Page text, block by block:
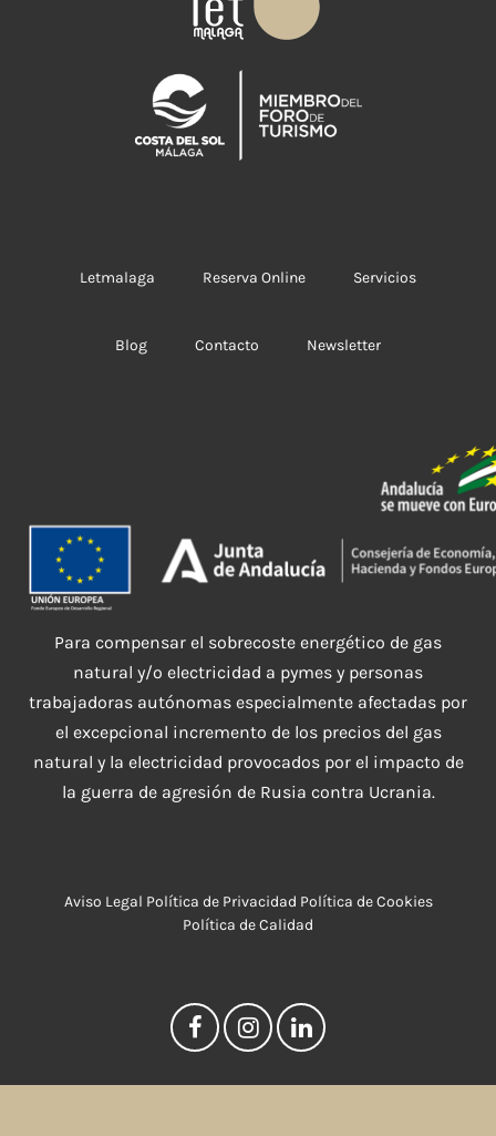
Letmalaga Reserva Online Servicios
Blog Contacto Newsletter
Para compensar el sobrecoste energético de gas
natural y/o electricidad a pymes y personas
trabajadoras autónomas especialmente afectadas por
el excepcional incremento de los precios del gas
natural y la electricidad provocados por el impacto de
la guerra de agresión de Rusia contra Ucrania.
Aviso Legal Política de Privacidad Política de Cookies
Política de Calidad